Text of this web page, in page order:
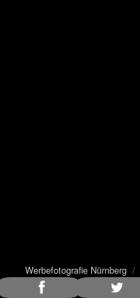
Werbefotografie Nürnberg /